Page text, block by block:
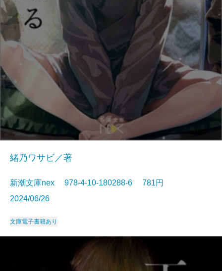
緒乃ワサビ／著
新潮文庫nex 978-4-10-180288-6 781円
2024/06/26
文庫電子書籍あり